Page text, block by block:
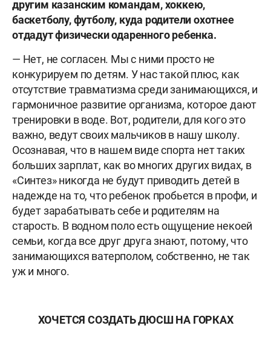
другим казанским командам, хоккею,
баскетболу, футболу, куда родители охотнее
отдадут физически одаренного ребенка.
— Нет, не согласен. Мы с ними просто не
конкурируем по детям. У нас такой плюс, как
отсутствие травматизма среди занимающихся, и
гармоничное развитие организма, которое дают
тренировки в воде. Вот, родители, для кого это
важно, ведут своих мальчиков в нашу школу.
Осознавая, что в нашем виде спорта нет таких
больших зарплат, как во многих других видах, в
«Синтез» никогда не будут приводить детей в
надежде на то, что ребенок пробьется в профи, и
будет зарабатывать себе и родителям на
старость. В водном поло есть ощущение некоей
семьи, когда все друг друга знают, потому, что
занимающихся ватерполом, собственно, не так
уж и много.
ХОЧЕТСЯ СОЗДАТЬ ДЮСШ НА ГОРКАХ